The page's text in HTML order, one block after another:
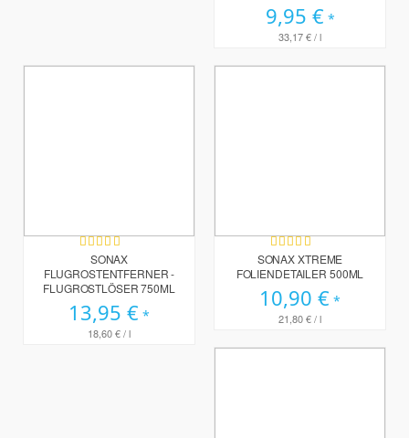
9,95 €
33,17 €/ l
Bewertung:
90%
SONAX
FLUGROSTENTFERNER -
FLUGROSTLÖSER 750ML
13,95 €
18,60 €/ l
Bewertung:
100%
SONAX XTREME
FOLIENDETAILER 500ML
10,90 €
21,80 €/ l